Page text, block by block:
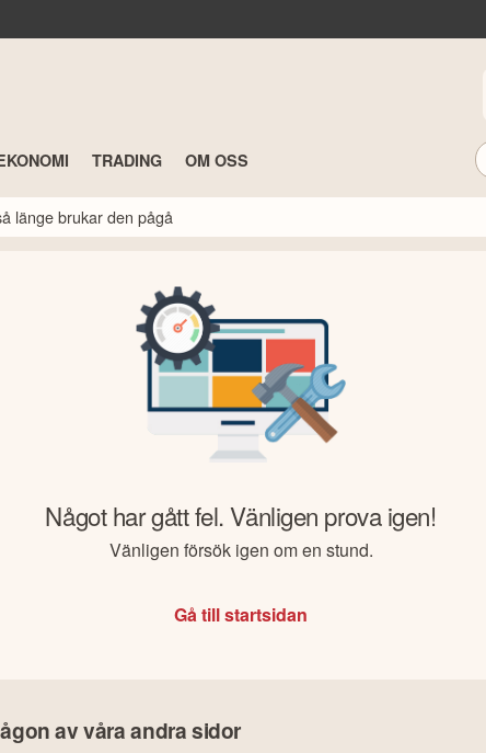
TRADING OM OSS
länge brukar den pågå
Något har gått fel. Vänligen prova igen!
Vänligen försök igen om en stund.
Gå till startsidan
av våra andra sidor